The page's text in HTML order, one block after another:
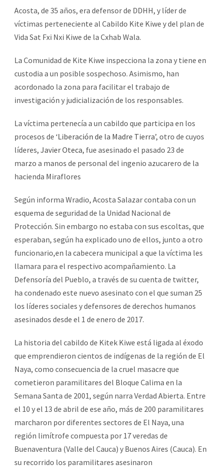
Acosta, de 35 años, era defensor de DDHH, y líder de
víctimas perteneciente al Cabildo Kite Kiwe y del plan de
Vida Sat Fxi Nxi Kiwe de la Cxhab Wala.
La Comunidad de Kite Kiwe inspecciona la zona y tiene en
custodia a un posible sospechoso. Asimismo, han
acordonado la zona para facilitar el trabajo de
investigación y judicialización de los responsables.
La víctima pertenecía a un cabildo que participa en los
procesos de ‘Liberación de la Madre Tierra’, otro de cuyos
líderes, Javier Oteca, fue asesinado el pasado 23 de
marzo a manos de personal del ingenio azucarero de la
hacienda Miraflores
Según informa Wradio, Acosta Salazar contaba con un
esquema de seguridad de la Unidad Nacional de
Protección. Sin embargo no estaba con sus escoltas, que
esperaban, según ha explicado uno de ellos, junto a otro
funcionario,en la cabecera municipal a que la víctima les
llamara para el respectivo acompañamiento. La
Defensoría del Pueblo, a través de su cuenta de twitter,
ha condenado este nuevo asesinato con el que suman 25
los líderes sociales y defensores de derechos humanos
asesinados desde el 1 de enero de 2017.
La historia del cabildo de Kitek Kiwe está ligada al éxodo
que emprendieron cientos de indígenas de la región de El
Naya, como consecuencia de la cruel masacre que
cometieron paramilitares del Bloque Calima en la
Semana Santa de 2001, según narra Verdad Abierta. Entre
el 10 y el 13 de abril de ese año, más de 200 paramilitares
marcharon por diferentes sectores de El Naya, una
región limítrofe compuesta por 17 veredas de
Buenaventura (Valle del Cauca) y Buenos Aires (Cauca). En
su recorrido los paramilitares asesinaron